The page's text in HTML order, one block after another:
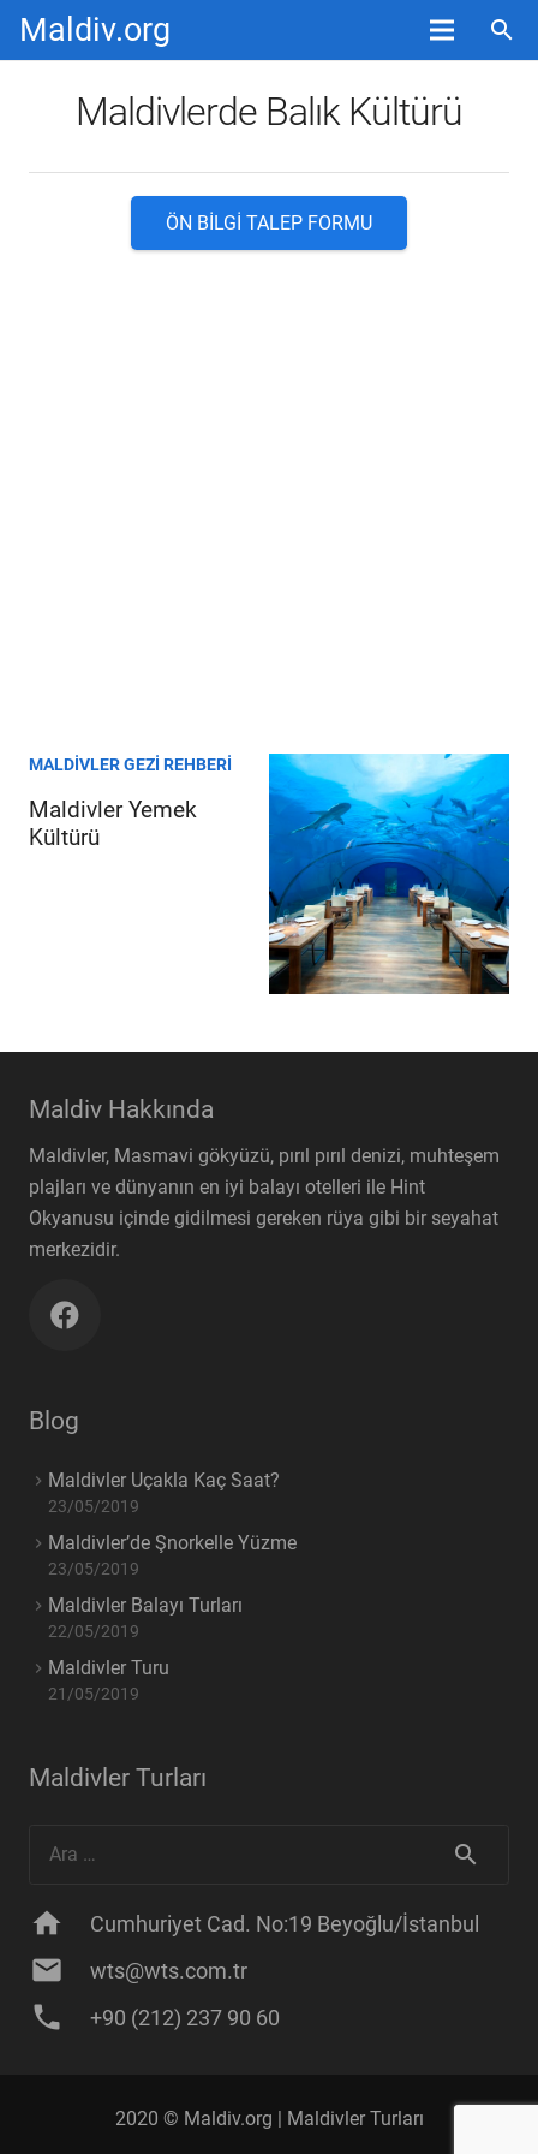
Maldiv.org search
Maldivlerde Balık Kültürü
ÖN BILGI TALEP FORMU
MALDIVLER GEZI REHBERI
Maldivler Yemek
Kültürü
Maldiv Hakkında
Maldivler, Masmavi gökyüzü, pırıl pırıl denizi, muhteşem
plajları ve dünyanın en iyi balayı otelleri ile Hint
Okyanusu içinde gidilmesi gereken rüya gibi bir seyahat
merkezidir.
Blog
Maldivler Uçakla Kaç Saat?
23/05/2019
Maldivler’de Şnorkelle Yüzme
23/05/2019
Maldivler Balayı Turları
22/05/2019
Maldivler Turu
21/05/2019
Maldivler Turları
home Cumhuriyet Cad. No:19 Beyoğlu/İstanbul
mail wts@wts.com.tr
phone +90 (212) 237 90 60
2020 © Maldiv.org | Maldivler Turları